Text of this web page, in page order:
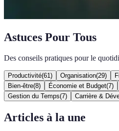
Astuces Pour Tous
Des conseils pratiques pour le
Productivité(61 ) Organisation(29)
Bien-être(8) Économie et Budget(7)
Gestion du Temps(7) Carrière &
Articles à la une